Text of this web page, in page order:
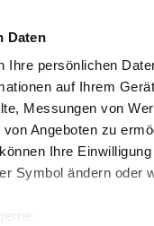
Daten
Ihre persönlichen
auf Ihrem
Messungen von
Angeboten zu
Ihre
Symbol ändern oder